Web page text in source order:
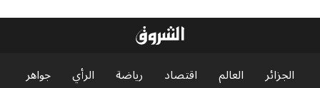
الجزائر العالم اقتصاد رياضة الرأي
جواهر